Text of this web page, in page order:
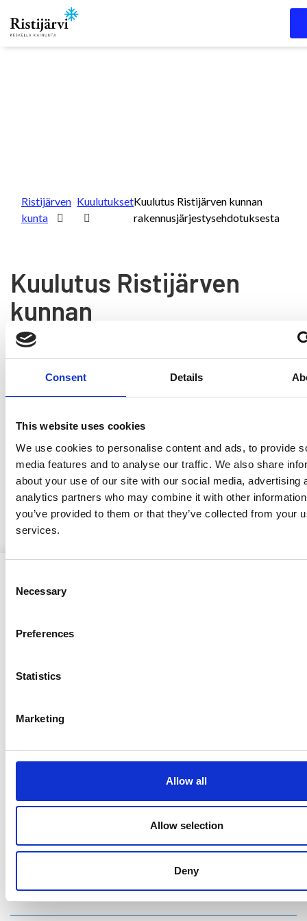
Consent Details
This website uses cookies
We use cookies to personalise content and ads, to provide
media features and to analyse our traffic. We also share
about your use of our site with our social media, advertising
analytics partners who may combine it with other
you’ve provided to them or that they’ve collected from your
services.
Selection
Necessary
Preferences
Statistics
Marketing
Allow all
Allow selection
Deny
Ristijärven
kunta
KuulutuksetKuulutus Ristijärven kunnan
rakennusjärjestysehdotuksesta
Kuulutus Ristijärven
kunnan
Ristijärven kunnan lupa- ja valvontalautakunta hyväksyi
uudistamista koskevan rakennusjärjestysehdotuksen ja
päätti asettaa sen nähtäville.
Kuulutus
Rakennusjärjestysehdotus
Sähköposti
Ristijärvi Twitterissä